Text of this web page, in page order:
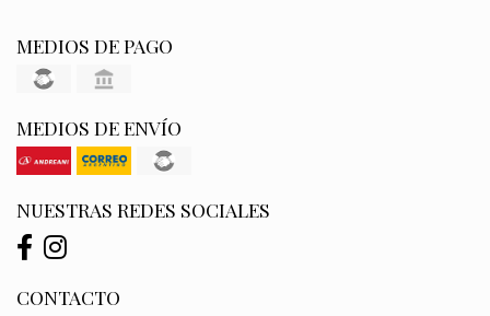
MEDIOS DE PAGO
MEDIOS DE ENVÍO
NUESTRAS REDES SOCIALES
CONTACTO